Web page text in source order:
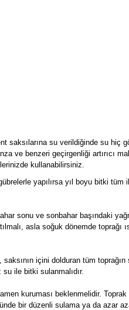
su verildiğinde su hiç
benzeri geçirgenliği artırıcı
kullanabilirsiniz.
yapılırsa yıl boyu bitki
sonu ve sonbahar başındaki
asla soğuk dönemde toprağı
içini dolduran tüm
ile bitki sulanmalıdır.
kuruması beklenmelidir.
bir düzenli sulama ya da azar